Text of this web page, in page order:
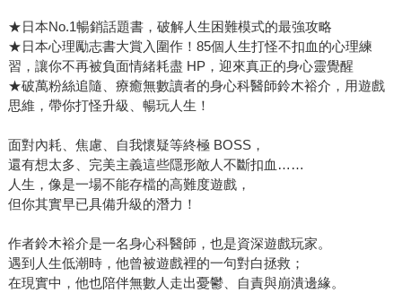
★日本No.1暢銷話題書，破解人生困難模式的最強攻略
★日本心理勵志書大賞入圍作！85個人生打怪不扣血的心理練
習，讓你不再被負面情緒耗盡 HP，迎來真正的身心靈覺醒
★破萬粉絲追隨、療癒無數讀者的身心科醫師鈴木裕介，用遊戲
思維，帶你打怪升級、暢玩人生！
面對內耗、焦慮、自我懷疑等終極 BOSS，
還有想太多、完美主義這些隱形敵人不斷扣血……
人生，像是一場不能存檔的高難度遊戲，
但你其實早已具備升級的潛力！
作者鈴木裕介是一名身心科醫師，也是資深遊戲玩家。
遇到人生低潮時，他曾被遊戲裡的一句對白拯救；
在現實中，他也陪伴無數人走出憂鬱、自責與崩潰邊緣。